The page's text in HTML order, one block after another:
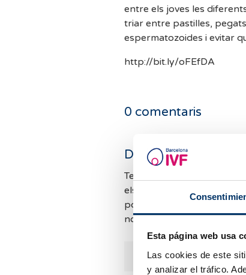
Esta página web usa
Las cookies de este
y analizar el tráfico.
entre els joves les
triar entre pastilles,
espermatozoides i evitar
http://bit.ly/oFEfDA
0 comentaris
Deixa un comentari
Tenim moltes consultes i
els comentaris. Mirarem
possible. Mentrestant, et
nostresFAQper si et